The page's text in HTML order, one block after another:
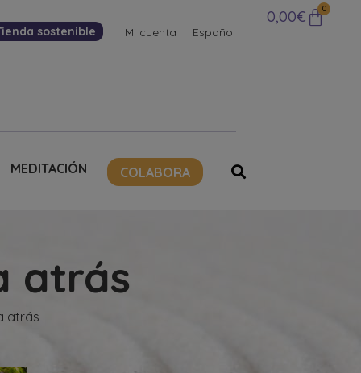
sostenible Mi cuenta Español
0,00€ 0
MEDITACIÓN COLABORA
atrás
atrás